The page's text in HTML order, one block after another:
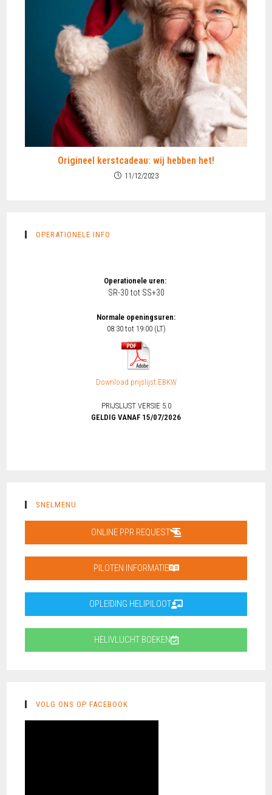
Origineel kerstcadeau: wij hebben het!
11/12/2023
OPERATIONELE INFO
Operationele uren:
SR-30 tot SS+30
Normale openingsuren:
08:30 tot 19:00 (LT)
Download prijslijst EBKW
PRIJSLIJST VERSIE 5.0
GELDIG VANAF 15/07/2026
SNELMENU
ONLINE PPR REQUEST
PILOTEN INFORMATIE
OPLEIDING HELIPILOOT
HELIVLUCHT BOEKEN
VOLG ONS OP FACEBOOK